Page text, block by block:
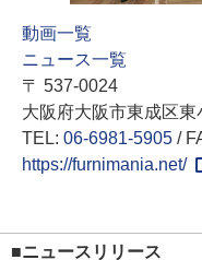
動画一覧
ニュース一覧
〒 537-0024
大阪府大阪市東成区東
TEL: 06-6981-5905 /
https://furnimania.net/
■ニュースリリース